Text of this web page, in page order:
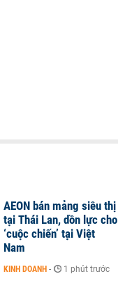
AEON bán mảng siêu thị
tại Thái Lan, dồn lực cho
‘cuộc chiến’ tại Việt
Nam
KINH DOANH - 1 phút trước